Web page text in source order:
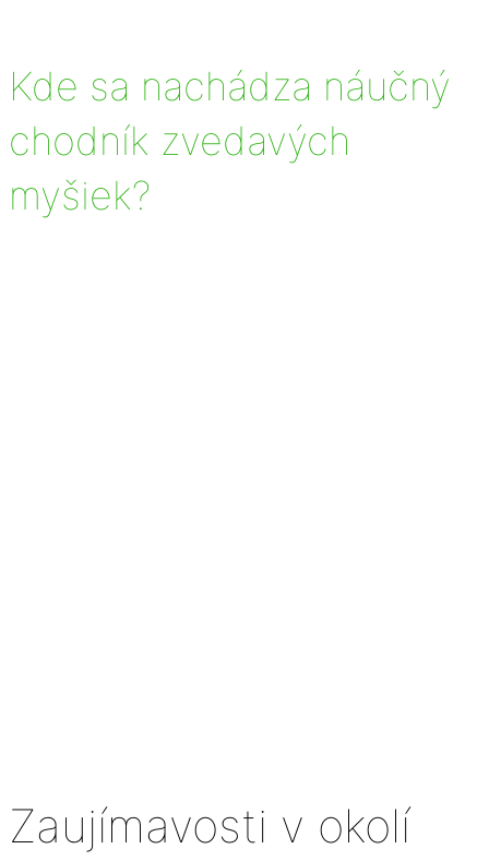
Kde sa nachádza náučný
chodník zvedavých
myšiek?
Zaujímavosti v okolí